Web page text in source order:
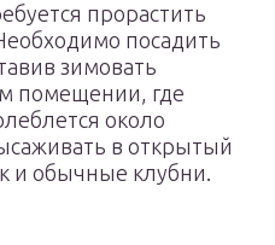
прорастить
посадить
зимовать
помещении, где
около
в открытый
и обычные клубни.